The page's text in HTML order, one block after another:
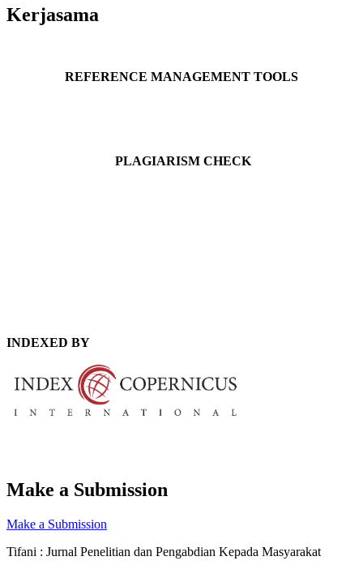
Kerjasama
REFERENCE MANAGEMENT TOOLS
PLAGIARISM CHECK
INDEXED BY
Make a Submission
Make a Submission
Tifani : Jurnal Penelitian dan Pengabdian Kepada Masyarakat